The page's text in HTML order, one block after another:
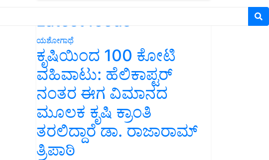
Latest feeds
ಯಶೋಗಾಥೆ
ಕೃಷಿಯಿಂದ 100 ಕೋಟಿ
ವಹಿವಾಟು: ಹೆಲಿಕಾಪ್ಟರ್
ನಂತರ ಈಗ ವಿಮಾನದ
ಮೂಲಕ ಕೃಷಿ ಕ್ರಾಂತಿ
ತರಲಿದ್ದಾರೆ ಡಾ. ರಾಜಾರಾಮ್
ತ್ರಿಪಾಠಿ